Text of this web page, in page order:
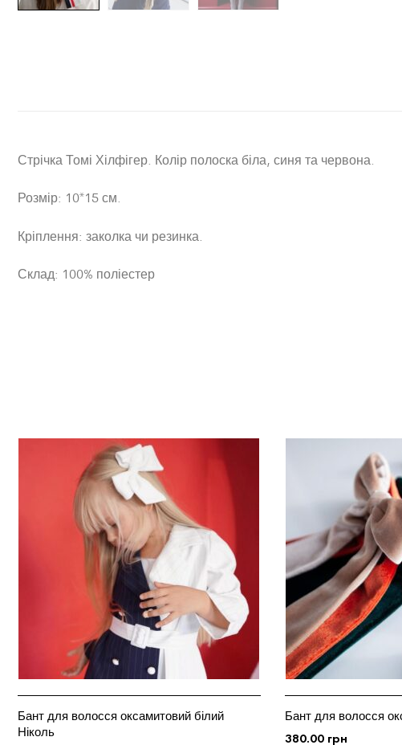
Стрічка Томі Хілфігер. Колір полоска біла, синя та червона.
Розмір: 10*15 см.
Кріплення: заколка чи резинка.
Склад: 100% поліестер
Бант для волосся оксамитовий білий
Ніколь
Бант для волосся
380.00 грн